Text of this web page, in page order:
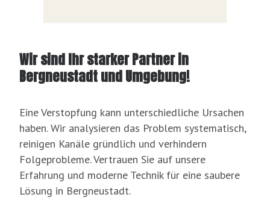
Wir sind Ihr starker Partner in
Bergneustadt und Umgebung!
Eine Verstopfung kann unterschiedliche Ursachen
haben. Wir analysieren das Problem systematisch,
reinigen Kanäle gründlich und verhindern
Folgeprobleme. Vertrauen Sie auf unsere
Erfahrung und moderne Technik für eine saubere
Lösung in Bergneustadt.